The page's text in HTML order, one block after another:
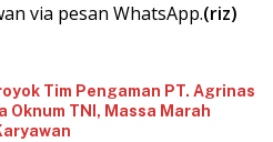
via pesan WhatsApp.(riz)
Tim Pengaman PT. Agrinas
Oknum TNI, Massa Marah